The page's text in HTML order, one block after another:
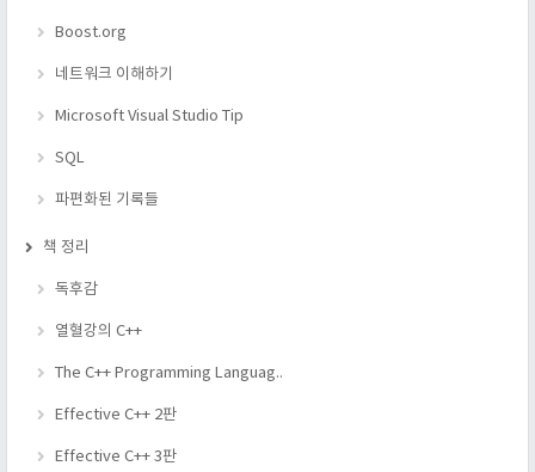
Boost.org
네트워크 이해하기
Microsoft Visual Studio Tip
SQL
파편화된 기록들
책 정리
독후감
열혈강의 C++
The C++ Programming Languag..
Effective C++ 2판
Effective C++ 3판